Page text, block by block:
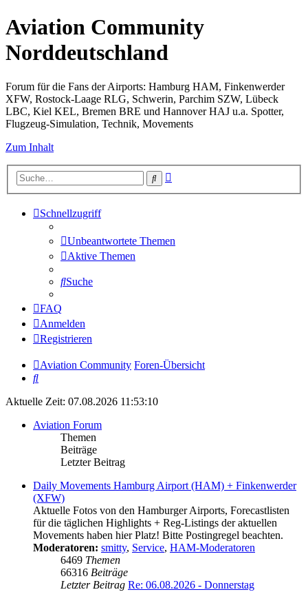
Aviation Community
Norddeutschland
Forum für die Fans der Airports: Hamburg HAM, Finkenwerder
XFW, Rostock-Laage RLG, Schwerin, Parchim SZW, Lübeck
LBC, Kiel KEL, Bremen BRE und Hannover HAJ u.a. Spotter,
Flugzeug-Simulation, Technik, Movements
Zum Inhalt
Suche
Schnellzugriff
Unbeantwortete Themen
Aktive Themen
Suche
FAQ
Anmelden
Registrieren
Aviation Community Foren-Übersicht
Suche
Aktuelle Zeit: 07.08.2026 11:53:10
Aviation Forum
Themen
Beiträge
Letzter Beitrag
Daily Movements Hamburg Airport (HAM) + Finkenwerder
(XFW)
Aktuelle Fotos von den Hamburger Airports, Forecastlisten
für die täglichen Highlights + Reg-Listings der aktuellen
Movements haben hier Platz! Bitte Postingregel beachten.
Moderatoren: smitty, Service, HAM-Moderatoren
6469 Themen
66316 Beiträge
Letzter Beitrag Re: 06.08.2026 - Donnerstag